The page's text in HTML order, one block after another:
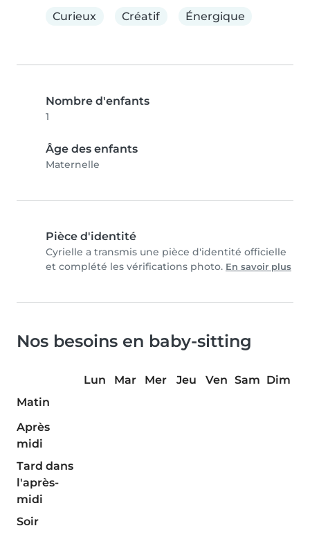
Curieux
Créatif Énergique
Nombre d'enfants
1
Âge des enfants
Maternelle
Pièce d'identité
Cyrielle a transmis une pièce d'identité officielle
et complété les vérifications photo. En savoir plus
Nos besoins en baby-sitting
Lun Mar Mer Jeu Ven Sam Dim
Matin
Après
midi
Tard dans
l'après-
midi
Soir